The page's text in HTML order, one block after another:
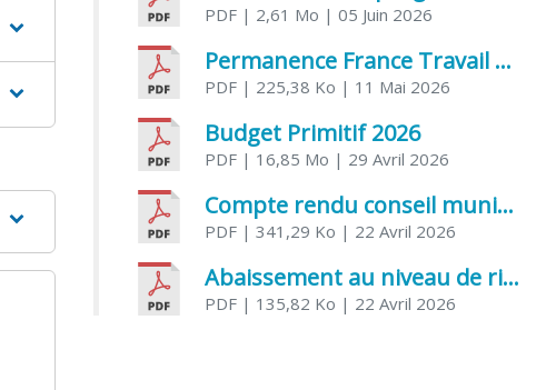
PDF | 2,61 Mo | 05 Juin 2026
Permanence France Travail au CCAS de Saujon Juin 2026
PDF | 225,38 Ko | 11 Mai 2026
Budget Primitif 2026
PDF | 16,85 Mo | 29 Avril 2026
Compte rendu conseil municipal – 7 avril 2026
PDF | 341,29 Ko | 22 Avril 2026
Abaissement au niveau de risque modéré de l’Influenza aviaire
PDF | 135,82 Ko | 22 Avril 2026